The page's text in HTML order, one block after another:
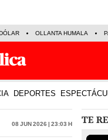
OLLANTA HUMALA
DEPORTES
08 Jun 2026 | 23:03 h TE